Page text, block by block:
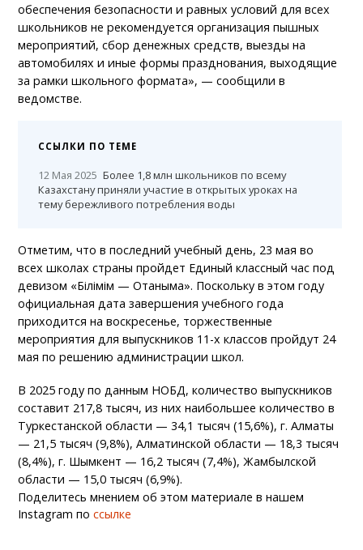
обеспечения безопасности и равных условий для всех
школьников не рекомендуется организация пышных
мероприятий, сбор денежных средств, выезды на
автомобилях и иные формы празднования, выходящие
за рамки школьного формата», — сообщили в
ведомстве.
ССЫЛКИ ПО ТЕМЕ
12 Мая 2025 Более 1,8 млн школьников по всему
Казахстану приняли участие в открытых уроках на
тему бережливого потребления воды
Отметим, что в последний учебный день, 23 мая во
всех школах страны пройдет Единый классный час под
девизом «Білімім — Отаныма». Поскольку в этом году
официальная дата завершения учебного года
приходится на воскресенье, торжественные
мероприятия для выпускников 11-х классов пройдут 24
мая по решению администрации школ.
В 2025 году по данным НОБД, количество выпускников
составит 217,8 тысяч, из них наибольшее количество в
Туркестанской области — 34,1 тысяч (15,6%), г. Алматы
— 21,5 тысяч (9,8%), Алматинской области — 18,3 тысяч
(8,4%), г. Шымкент — 16,2 тысяч (7,4%), Жамбылской
области — 15,0 тысяч (6,9%).
Поделитесь мнением об этом материале в нашем
Instagram поссылке